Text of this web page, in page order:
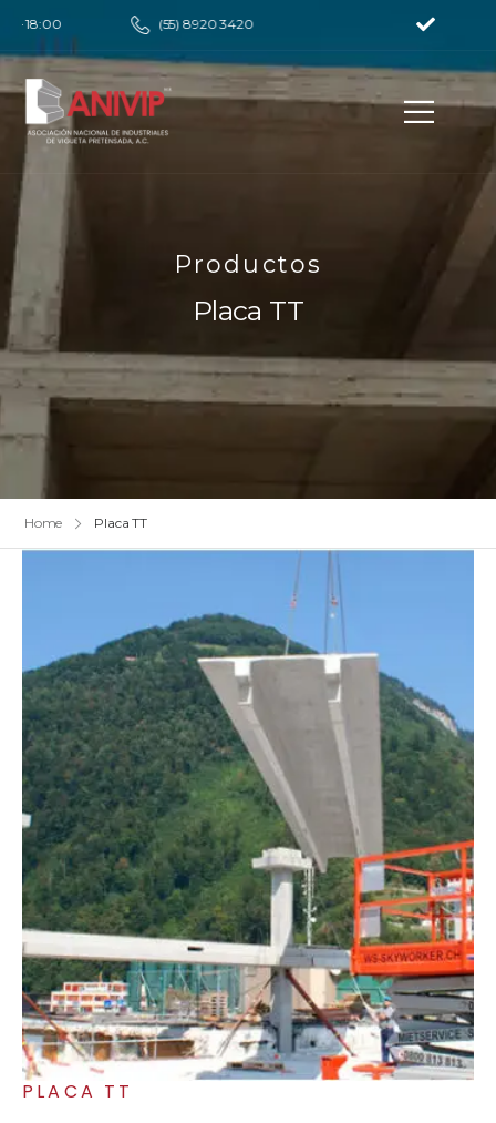
18:00 (55) 8920 3420
Productos
Placa TT
Home Placa TT
PLACA TT